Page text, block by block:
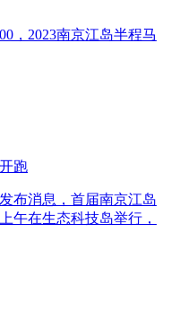
，2023南京江岛半程马
跑
布消息，首届南京江岛
午在生态科技岛举行，